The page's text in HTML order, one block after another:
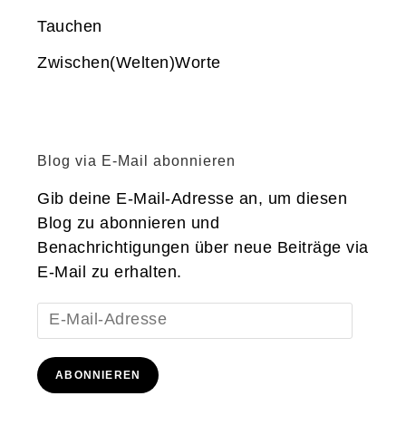
Tauchen
Zwischen(Welten)Worte
Blog via E-Mail abonnieren
Gib deine E-Mail-Adresse an, um diesen
Blog zu abonnieren und
Benachrichtigungen über neue Beiträge via
E-Mail zu erhalten.
E-
Mail-
Adresse
ABONNIEREN